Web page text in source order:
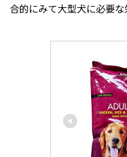
合的にみて大型犬に必要な